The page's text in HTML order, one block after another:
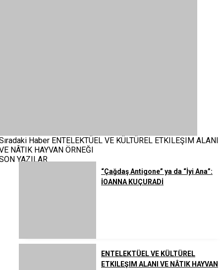
Haber ENTELEKTÜEL VE KÜLTÜREL ETKILEŞIM ALANI
NÂTIK HAYVAN ÖRNEĞI
YAZILAR
“Çağdaş Antigone” ya da “İyi Ana”:
İOANNA KUÇURADİ
ENTELEKTÜEL VE KÜLTÜREL
ETKILEŞIM ALANI VE NÂTIK HAYVAN